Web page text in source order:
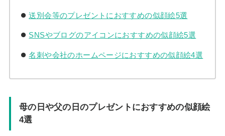
送別会等のプレゼントにおすすめの似顔絵5選
SNSやブログのアイコンにおすすめの似顔絵5選
名刺や会社のホームページにおすすめの似顔絵4選
母の日や父の日のプレゼントにおすすめの似顔絵
4選